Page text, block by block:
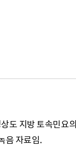
도 지방 토속민요
음 자료임.